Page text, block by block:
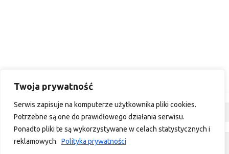
Twoja prywatność
Serwis zapisuje na komputerze użytkownika pliki cookies.
Potrzebne są one do prawidłowego działania serwisu.
Ponadto pliki te są wykorzystywane w celach statystycznych i
reklamowych. Polityka prywatności
Dyskusja